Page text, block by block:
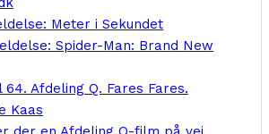
Meter i Sekundet
Spider-Man: Brand New